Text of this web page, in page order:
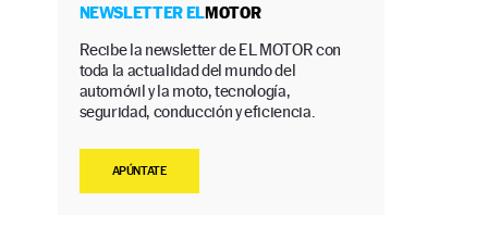
NEWSLETTER ELMOTOR
Recibe la newsletter de EL MOTOR con
toda la actualidad del mundo del
automóvil y la moto, tecnología,
seguridad, conducción y eficiencia.
APÚNTATE